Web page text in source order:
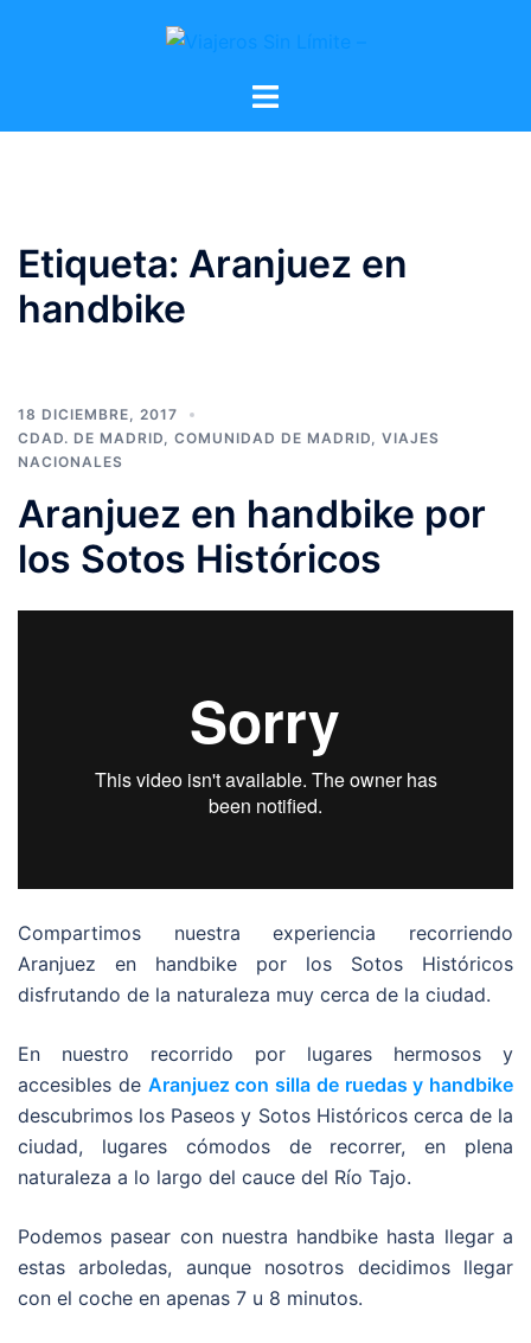
Etiqueta: Aranjuez en
handbike
18 DICIEMBRE, 2017
CDAD. DE MADRID
COMUNIDAD DE MADRID
VIAJES
NACIONALES
Aranjuez en handbike por
los Sotos Históricos
Compartimos nuestra experiencia recorriendo
Aranjuez en handbike por los Sotos Históricos
disfrutando de la naturaleza muy cerca de la ciudad.
En nuestro recorrido por lugares hermosos y
accesibles de Aranjuez con silla de ruedas y handbike
descubrimos los Paseos y Sotos Históricos cerca de la
ciudad, lugares cómodos de recorrer, en plena
naturaleza a lo largo del cauce del Río Tajo.
Podemos pasear con nuestra handbike hasta llegar a
estas arboledas, aunque nosotros decidimos llegar
con el coche en apenas 7 u 8 minutos.